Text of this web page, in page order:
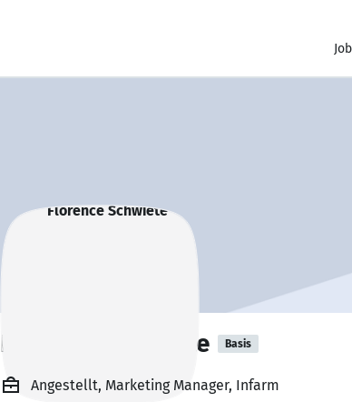
Florence Schwiete Basis
Angestellt, Marketing Manager, Infarm